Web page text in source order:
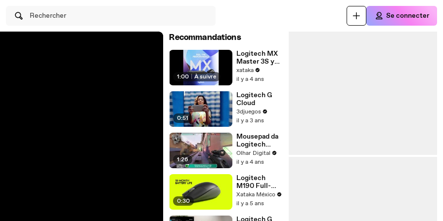
Rechercher Se connecter
Recommandations
1:00 À suivre
Logitech MX
Master 3S y
MX
Mechanical
xataka
il y a 4 ans
0:51
Logitech G
Cloud
3djuegos
il y a 3 ans
1:26
Mousepad da
Logitech
carrega
mouse
durante o uso
Olhar Digital
il y a 4 ans
0:30
Logitech
M190 Full-
size Wireless
Mouse
Xataka México
il y a 5 ans